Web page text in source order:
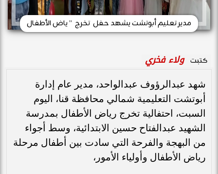
مدير تعليم أبوتشت يشهد حفل تخرج ” ياض الأطفال
كتبت ولاء فخري
شهد عبدالرؤوف عبدالواحد، مدير عام إدارة
أبوتشت التعليمية شمالي محافظة قنا، اليوم
السبت، احتفالية تخرج رياض الأطفال بمدرسة
الشهيد عبدالفتاح حسين الابتدائية، وسط أجواء
من البهجة والفرحة التي سادت بين أطفال مرحلة
رياض الأطفال وأولياء الأمور،